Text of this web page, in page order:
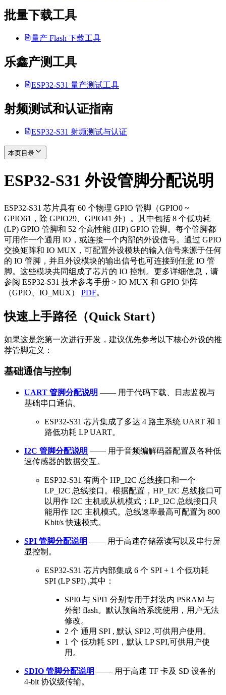
批量下载工具
量产 Flash 下载工具
乐鑫产测工具
ESP32-S31 量产测试工具
射频测试和认证指南
ESP32-S31 射频测试与认证
本页目录
ESP32-S31 外设管脚分配说明
ESP32-S31 芯片具有 60 个物理 GPIO 管脚（GPIO0 ~
GPIO61，除 GPIO29、GPIO41 外）。其中包括 8 个低功耗
(LP) GPIO 管脚和 52 个高性能 (HP) GPIO 管脚。每个管脚都
可用作一个通用 IO，或连接一个内部的外设信号。通过 GPIO
交换矩阵和 IO MUX，可配置外设模块的输入信号来源于任何
的 IO 管脚，并且外设模块的输出信号也可连接到任意 IO 管
脚。这些模块共同组成了芯片的 IO 控制。更多详细信息，请
参阅 ESP32-S31 技术参考手册 > IO MUX 和 GPIO 矩阵
（GPIO、IO_MUX） PDF。
快速上手路径（Quick Start）
如果这是您第一次进行开发，建议优先参考以下核心外设的推
荐管脚定义：
基础通信与控制
UART 管脚分配说明 —— 用于代码下载、日志监视与
基础串口通信。
ESP32-S31 芯片集成了多达 4 路主系统 UART 和 1
路低功耗 LP UART。
I2C 管脚分配说明 —— 用于音频编解码器配置及各种低
速传感器的数据交互。
ESP32-S31 有两个 HP_I2C 总线接口和一个
LP_I2C 总线接口。根据配置，HP_I2C 总线接口可
以用作 I2C 主机或从机模式；LP_I2C 总线接口只
能用作 I2C 主机模式。总线速率最高可配置为 800
Kbit/s 快速模式。
SPI 管脚分配说明 —— 用于高速存储器读写以及串行屏
显控制。
ESP32-S31 芯片内部集成 6 个 SPI + 1 个低功耗
SPI (LP SPI) ,其中：
SPI0 与 SPI1 分别专用于封装内 PSRAM 与
外部 flash。默认预留给系统使用，用户无法
修改。
2 个 通用 SPI , 默认 SPI2 ,可供用户使用。
1 个 低功耗 SPI，默认 LP SPI,可供用户使
用。
SDIO 管脚分配说明 —— 用于高速 TF 卡及 SD 设备的
4-bit 协议级传输。